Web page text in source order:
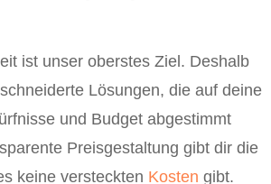
ist unser oberstes Ziel. Deshalb
Lösungen, die auf deine
und Budget abgestimmt
Preisgestaltung gibt dir die
keine versteckten Kosten gibt.